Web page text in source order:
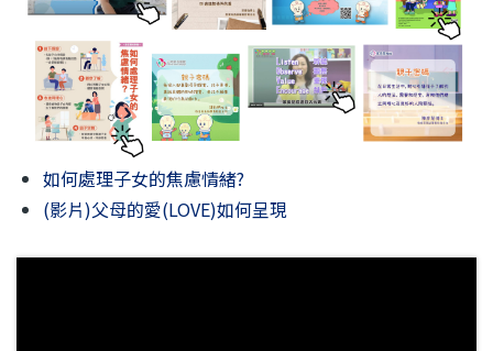
如何處理子女的焦慮情緒?
(影片)父母的愛(LOVE)如何呈現